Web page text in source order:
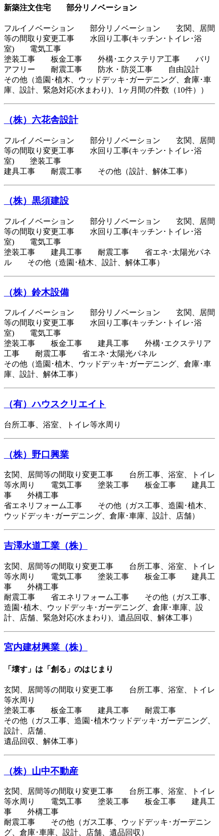
新築注文住宅 部分リノベーション
フルイノベーション 部分リノベーション 玄関、居間
等の間取り変更工事 水回り工事(キッチン･トイレ･浴
室) 電気工事
塗装工事 板金工事 外構･エクステリア工事 バリ
アフリー 耐震工事 防水・防災工事 自由設計
その他（造園･植木、ウッドデッキ･ガーデニング、倉庫･車
庫、設計、緊急対応(水まわり)、1ヶ月間の件数（10件））
（株）六花舎設計
フルイノベーション 部分リノベーション 玄関、居間
等の間取り変更工事 水回り工事(キッチン･トイレ･浴
室) 塗装工事
建具工事 耐震工事 その他（設計、解体工事）
（株）黒須建設
フルイノベーション 部分リノベーション 玄関、居間
等の間取り変更工事 水回り工事(キッチン･トイレ･浴
室) 電気工事
塗装工事 建具工事 耐震工事 省エネ･太陽光パネ
ル その他（造園･植木、設計、解体工事）
（株）鈴木設備
フルイノベーション 部分リノベーション 玄関、居間
等の間取り変更工事 水回り工事(キッチン･トイレ･浴
室) 電気工事
塗装工事 板金工事 建具工事 外構･エクステリア
工事 耐震工事 省エネ･太陽光パネル
その他（造園･植木、ウッドデッキ･ガーデニング、倉庫･車
庫、設計、解体工事）
（有）ハウスクリエイト
台所工事、浴室、トイレ等水周り
（株）野口興業
玄関、居間等の間取り変更工事 台所工事、浴室、トイレ
等水周り 電気工事 塗装工事 板金工事 建具工
事 外構工事
省エネリフォーム工事 その他（ガス工事、造園･植木、
ウッドデッキ･ガーデニング、倉庫･車庫、設計、店舗）
吉澤水道工業（株）
玄関、居間等の間取り変更工事 台所工事、浴室、トイレ
等水周り 電気工事 塗装工事 板金工事 建具工
事 外構工事
耐震工事 省エネリフォーム工事 その他（ガス工事、
造園･植木、ウッドデッキ･ガーデニング、倉庫･車庫、設
計、店舗、緊急対応(水まわり)、遺品回収、解体工事）
宮内建材興業（株）
「壊す」は「創る」のはじまり
玄関、居間等の間取り変更工事 台所工事、浴室、トイレ
等水周り
塗装工事 板金工事 建具工事 耐震工事
その他（ガス工事、造園･植木ウッドデッキ･ガーデニング、
設計、店舗、
遺品回収、解体工事）
（株）山中不動産
玄関、居間等の間取り変更工事 台所工事、浴室、トイレ
等水周り 電気工事 塗装工事 板金工事 建具工
事 外構工事
耐震工事 その他（ガス工事、ウッドデッキ･ガーデニン
グ、倉庫･車庫、設計、店舗、遺品回収）